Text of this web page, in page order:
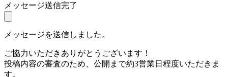
メッセージ送信完了
メッセージを送信しました。
ご協力いただきありがとうございます！
投稿内容の審査のため、公開まで約3営業日程度いただきま
す。